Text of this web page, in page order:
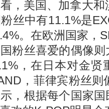
美国、加拿大和
丝中有11.1%是
。在欧洲国家，
粉丝喜爱的偶像
，在日本对金贤
，菲律宾粉丝则
，根据每个国家